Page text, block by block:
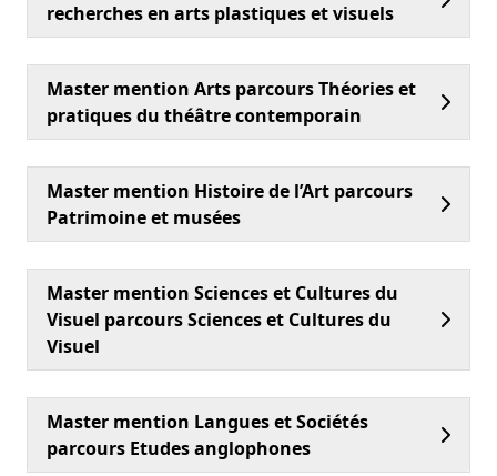
recherches en arts plastiques et visuels
Master mention Arts parcours Théories et
pratiques du théâtre contemporain
Master mention Histoire de l’Art parcours
Patrimoine et musées
Master mention Sciences et Cultures du
Visuel parcours Sciences et Cultures du
Visuel
Master mention Langues et Sociétés
parcours Etudes anglophones